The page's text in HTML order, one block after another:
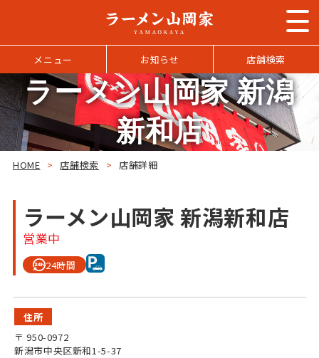
メニュー お知らせ 店舗検索
ラーメン山岡家 新潟
新和店
HOME > 店舗検索 > 店舗詳細
ラーメン山岡家 新潟新和店
営業中
24時間
住所
〒 950-0972
新潟市中央区新和1-5-37